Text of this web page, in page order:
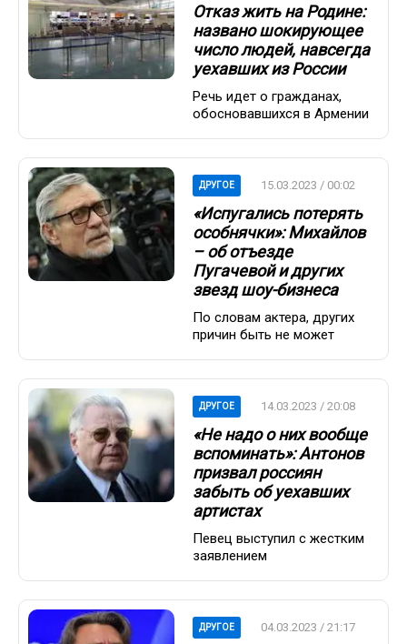
Отказ жить на Родине:
названо шокирующее
число людей, навсегда
уехавших из России
Речь идет о гражданах,
обосновавшихся в Армении
ДРУГОЕ 15.03.2023 / 00:02
«Испугались потерять
особнячки»: Михайлов
– об отъезде
Пугачевой и других
звезд шоу-бизнеса
По словам актера, других
причин быть не может
ДРУГОЕ 14.03.2023 / 20:08
«Не надо о них вообще
вспоминать»: Антонов
призвал россиян
забыть об уехавших
артистах
Певец выступил с жестким
заявлением
ДРУГОЕ 04.03.2023 / 21:17